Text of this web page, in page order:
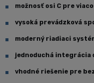
možnosť osi C pre
vysoká prevádzková
moderný riadiaci
jednoduchá integrácia
vhodné riešenie pre